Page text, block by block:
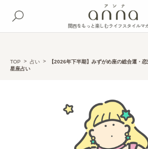
関西をもっと楽しむライフスタイルマ
TOP 占い
【2026年下半期】みずがめ座の総合運・
星座占い